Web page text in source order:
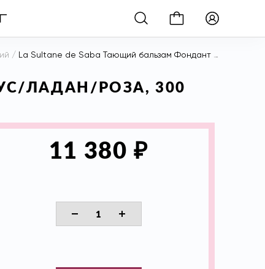
/ La Sultane de Saba Тающий бальзам Фондант Мускус/Ладан/Роза, 300 мл
ЛАДАН/РОЗА, 300
11 380 ₽